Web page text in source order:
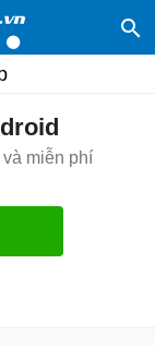
miễn phí